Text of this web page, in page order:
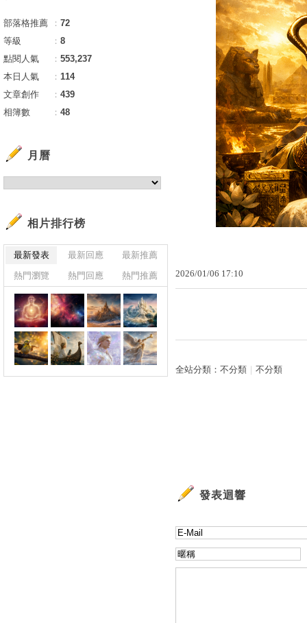
2026/01/06 17:10
全站分類： 不分類 不分類
發表迴響
部落格推薦 ： 72
等級
： 8
點閱人氣
： 553,237
本日人氣
： 114
文章創作
： 439
相簿數
： 48
月曆
相片排行榜
最新發表 最新回應
最新推薦
熱門瀏覽
熱門回應 熱門推薦